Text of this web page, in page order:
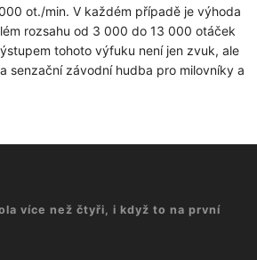
ot./min. V každém případě je výhoda
rozsahu od 3 000 do 13 000 otáček
tohoto výfuku není jen zvuk, ale
senzační závodní hudba pro milovníky a
více než čtyři, i když to na první